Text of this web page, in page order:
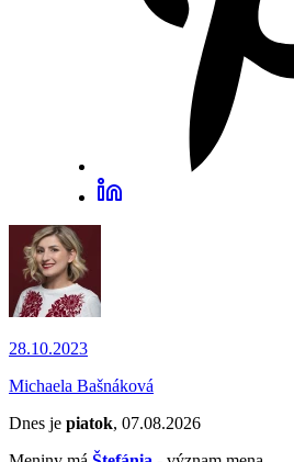
28.10.2023
Michaela Bašnáková
Dnes je piatok, 07.08.2026